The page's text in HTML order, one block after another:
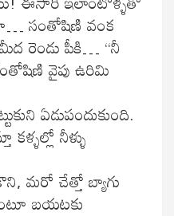
సంతోషిణి వంక
రెండు పీకి… “నీ
వైపు ఉరిమి
ఏడుపందుకుంది.
నీళ్ళు
మరో చేత్తో బ్యాగు
బయటకు